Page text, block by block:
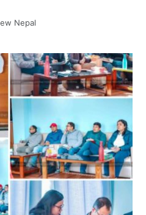
Nepal